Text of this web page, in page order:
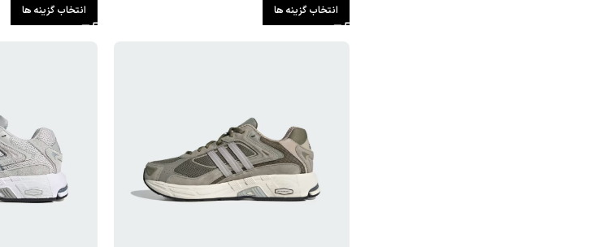
انتخاب گزینه ها انتخاب گزینه ها